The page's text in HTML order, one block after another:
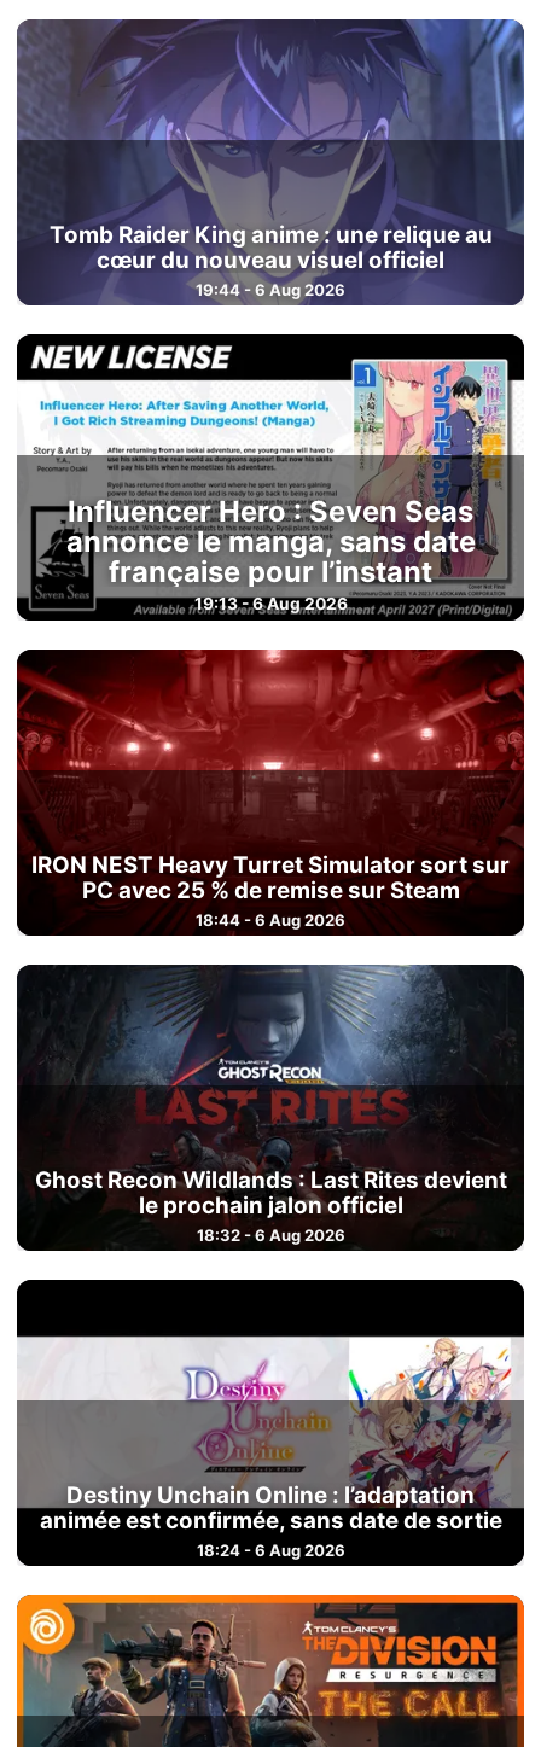
Tomb Raider King anime : une relique au
cœur du nouveau visuel officiel
19:44 - 6 Aug 2026
Influencer Hero : Seven Seas
annonce le manga, sans date
française pour l’instant
19:13 - 6 Aug 2026
IRON NEST Heavy Turret Simulator sort sur
PC avec 25 % de remise sur Steam
18:44 - 6 Aug 2026
Ghost Recon Wildlands : Last Rites devient
le prochain jalon officiel
18:32 - 6 Aug 2026
Destiny Unchain Online : l’adaptation
animée est confirmée, sans date de sortie
18:24 - 6 Aug 2026